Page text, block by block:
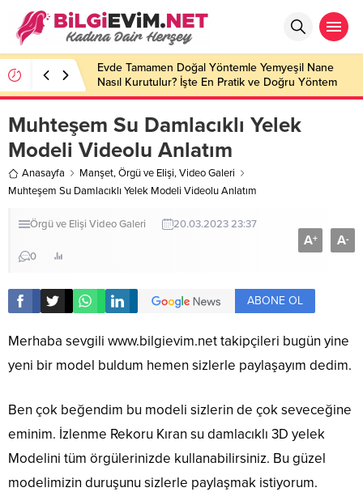
Evde Tamamen Doğal Yöntemle Yemyeşil Nane
Nasıl Kurutulur? İşte En Pratik ve Doğru Yöntem
Muhteşem Su Damlacıklı Yelek
Modeli Videolu Anlatım
Anasayfa Manşet,Örgü ve Elişi,Video Galeri
Muhteşem Su Damlacıklı Yelek Modeli Videolu Anlatım
Örgü ve Elişi Video Galeri 20.03.2023 23:37
0
A+ A-
ABONE OL
Merhaba sevgili www.bilgievim.nettakipçileri bugün yine
yeni bir model buldum hemen sizlerle paylaşayım dedim.
Ben çok beğendim bu modeli sizlerin de çok seveceğine
eminim. İzlenme Rekoru Kıran su damlacıklı 3D yelek
Modelini tüm örgülerinizde kullanabilirsiniz. Bu güzel
modelimizin duruşunu sizlerle paylaşmak istiyorum.